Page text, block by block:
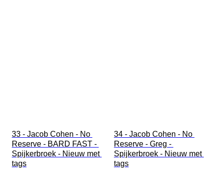
33 - Jacob Cohen - No
Reserve - BARD FAST -
Spijkerbroek - Nieuw met
tags
34 - Jacob Cohen - No
Reserve - Greg -
Spijkerbroek - Nieuw met
tags